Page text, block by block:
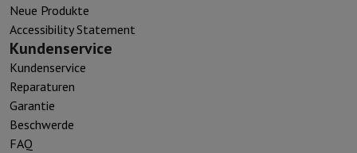
Neue Produkte
Accessibility Statement
Kundenservice
Kundenservice
Reparaturen
Garantie
Beschwerde
FAQ